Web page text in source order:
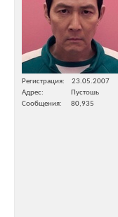
Регистрация
23.05.2007
Адрес
Пустошь
Сообщения
80,935